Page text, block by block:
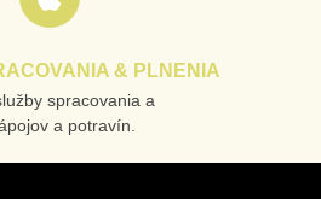
& PLNENIA
spracovania a
a potravín.